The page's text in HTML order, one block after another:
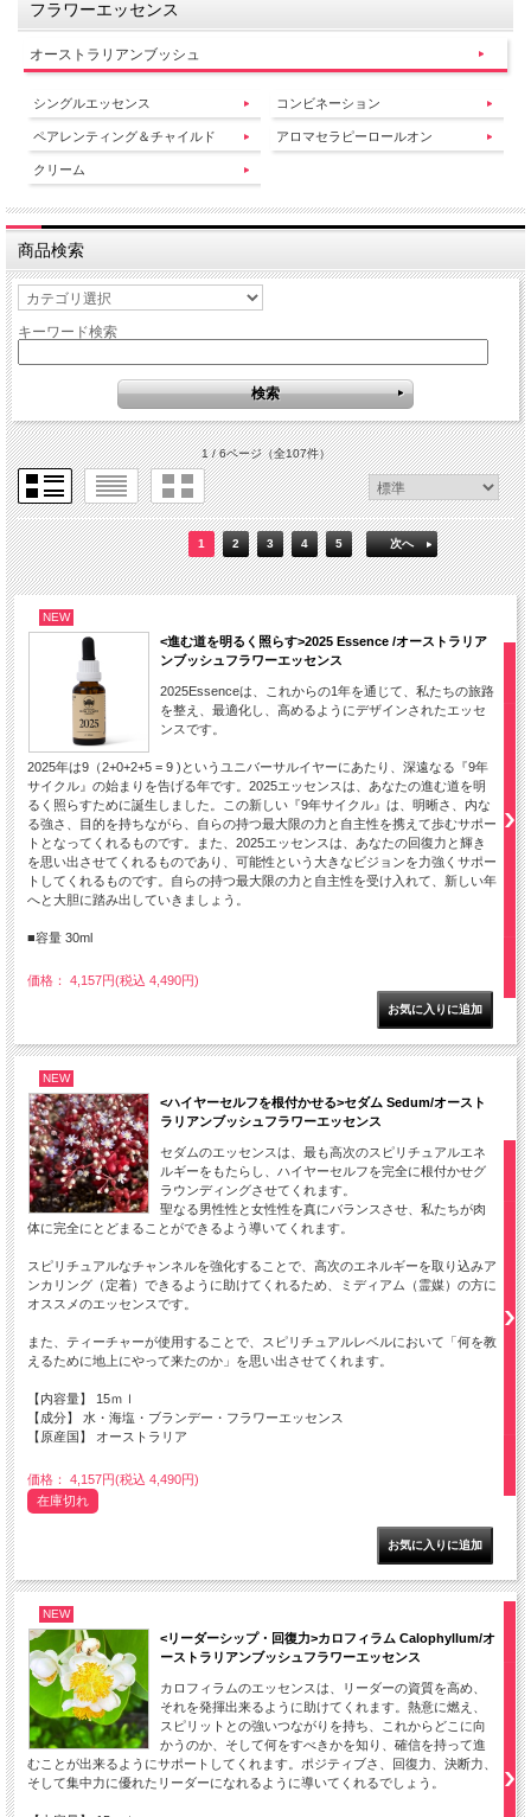
フラワーエッセンス
オーストラリアンブッシュ
シングルエッセンス
ペアレンティング＆チャイルド
クリーム
コンビネーション
アロマセラピーロールオン
商品検索
キーワード検索
1 / 6ページ（全107件）
1 2 3 4 5 次へ
NEW
<進む道を明るく照らす>2025 Essence /オーストラリア
ンブッシュフラワーエッセンス
2025Essenceは、これからの1年を通じて、私たちの旅路
を整え、最適化し、高めるようにデザインされたエッセ
ンスです。
2025年は9（2+0+2+5 = 9 )というユニバーサルイヤーにあたり、深遠なる『9年
サイクル』の始まりを告げる年です。2025エッセンスは、あなたの進む道を明
るく照らすために誕生しました。この新しい『9年サイクル』は、明晰さ、内な
る強さ、目的を持ちながら、自らの持つ最大限の力と自主性を携えて歩むサポー
トとなってくれるものです。また、2025エッセンスは、あなたの回復力と輝き
を思い出させてくれるものであり、可能性という大きなビジョンを力強くサポー
トしてくれるものです。自らの持つ最大限の力と自主性を受け入れて、新しい年
へと大胆に踏み出していきましょう。
■容量 30ml
価格： 4,157円(税込 4,490円)
NEW
<ハイヤーセルフを根付かせる>セダム Sedum/オースト
ラリアンブッシュフラワーエッセンス
セダムのエッセンスは、最も高次のスピリチュアルエネ
ルギーをもたらし、ハイヤーセルフを完全に根付かせグ
ラウンディングさせてくれます。
聖なる男性性と女性性を真にバランスさせ、私たちが肉
体に完全にとどまることができるよう導いてくれます。
スピリチュアルなチャンネルを強化することで、高次のエネルギーを取り込みア
ンカリング（定着）できるように助けてくれるため、ミディアム（霊媒）の方に
オススメのエッセンスです。
また、ティーチャーが使用することで、スピリチュアルレベルにおいて「何を教
えるために地上にやって来たのか」を思い出させてくれます。
【内容量】 15ｍｌ
【成分】 水・海塩・ブランデー・フラワーエッセンス
【原産国】 オーストラリア
価格： 4,157円(税込 4,490円)
在庫切れ
NEW
<リーダーシップ・回復力>カロフィラム Calophyllum/オ
ーストラリアンブッシュフラワーエッセンス
カロフィラムのエッセンスは、リーダーの資質を高め、
それを発揮出来るように助けてくれます。熱意に燃え、
スピリットとの強いつながりを持ち、これからどこに向
かうのか、そして何をすべきかを知り、確信を持って進
むことが出来るようにサポートしてくれます。ポジティブさ、回復力、決断力、
そして集中力に優れたリーダーになれるように導いてくれるでしょう。